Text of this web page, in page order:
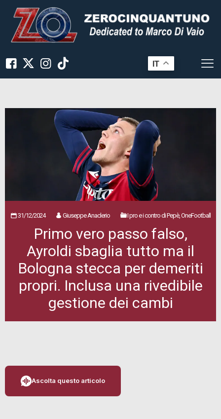
IT
31/12/2024 Giuseppe Anaclerio I pro e i contro di Pepè, OneFootball
Primo vero passo falso,
Ayroldi sbaglia tutto ma il
Bologna stecca per demeriti
propri. Inclusa una rivedibile
gestione dei cambi
Ascolta questo articolo